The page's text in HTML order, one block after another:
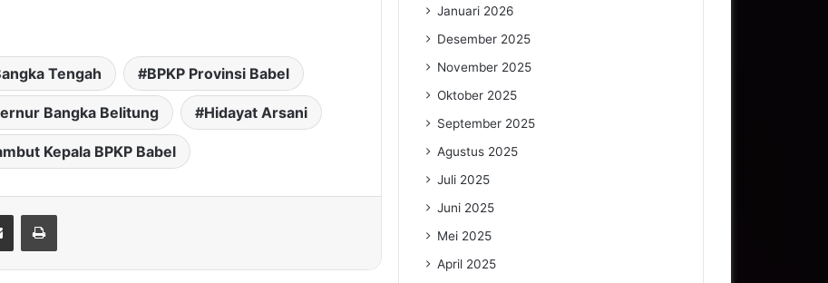
Tengah BPKP Provinsi Babel
Bangka Belitung Hidayat Arsani
Kepala BPKP Babel
Share via Email Print
Januari 2026
Desember 2025
November 2025
Oktober 2025
September 2025
Agustus 2025
Juli 2025
Juni 2025
Mei 2025
April 2025